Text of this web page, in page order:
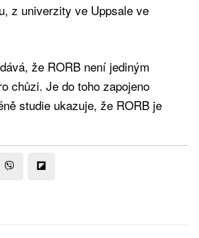
z univerzity ve Uppsale ve
že RORB není jediným
chůzi. Je do toho zapojeno
studie ukazuje, že RORB je